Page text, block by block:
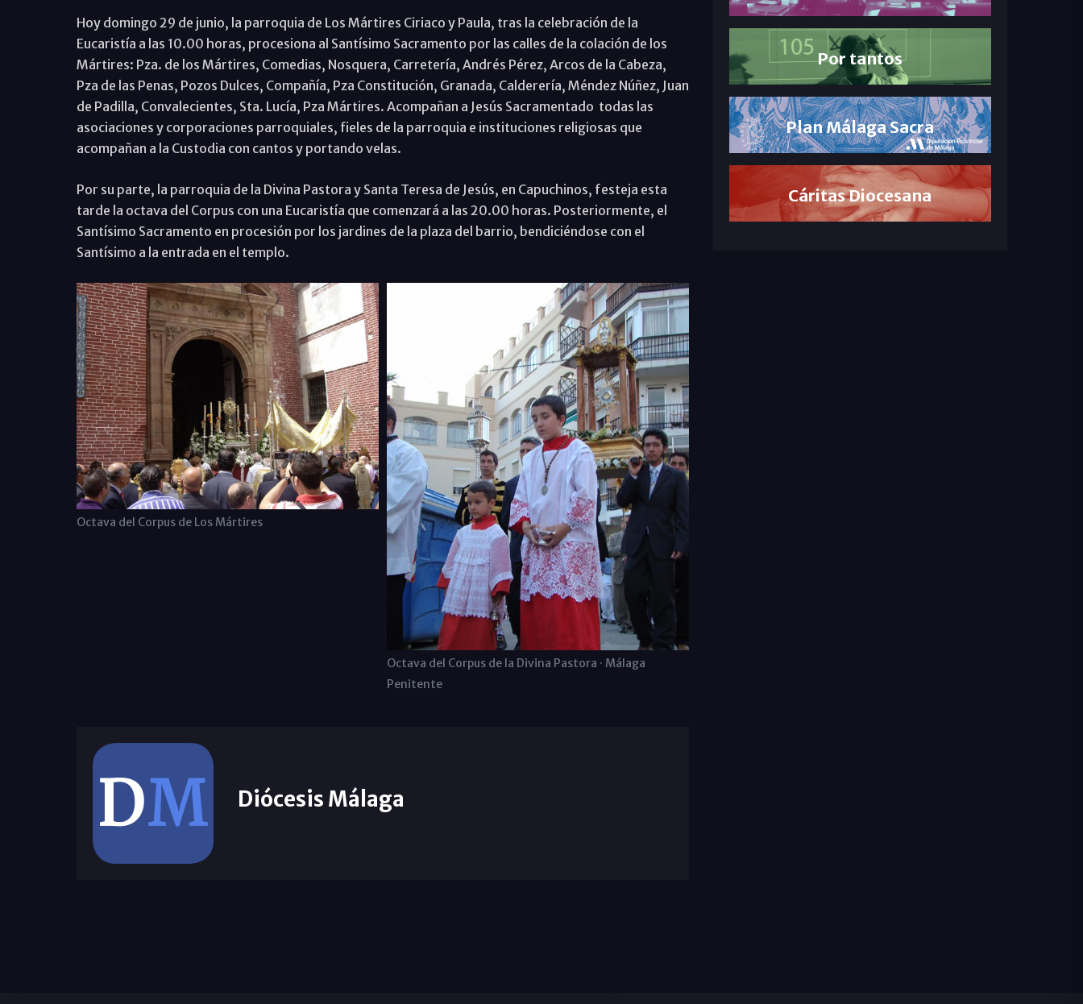
Hoy domingo 29 de junio, la parroquia de Los Mártires Ciriaco y Paula, tras la celebración de la
Eucaristía a las 10.00 horas, procesiona al Santísimo Sacramento por las calles de la colación de los
Mártires: Pza. de los Mártires, Comedias, Nosquera, Carretería, Andrés Pérez, Arcos de la Cabeza,
Pza de las Penas, Pozos Dulces, Compañía, Pza Constitución, Granada, Calderería, Méndez Núñez, Juan
de Padilla, Convalecientes, Sta. Lucía, Pza Mártires. Acompañan a Jesús Sacramentado todas las
asociaciones y corporaciones parroquiales, fieles de la parroquia e instituciones religiosas que
acompañan a la Custodia con cantos y portando velas.
Por su parte, la parroquia de la Divina Pastora y Santa Teresa de Jesús, en Capuchinos, festeja esta
tarde la octava del Corpus con una Eucaristía que comenzará a las 20.00 horas. Posteriormente, el
Santísimo Sacramento en procesión por los jardines de la plaza del barrio, bendiciéndose con el
Santísimo a la entrada en el templo.
Octava del Corpus de Los Mártires
Octava del Corpus de la Divina Pastora · Málaga
Penitente
Diócesis Málaga
Por tantos
Plan Málaga Sacra
Cáritas Diocesana